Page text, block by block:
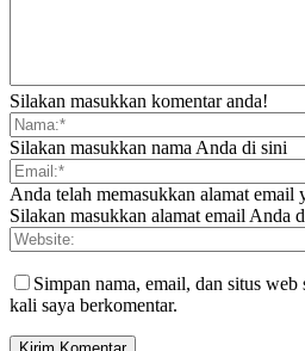
Silakan masukkan komentar anda!
Silakan masukkan nama Anda di sini
Anda telah memasukkan alamat email
Silakan masukkan alamat email Anda
Simpan nama, email, dan situs
kali saya berkomentar.